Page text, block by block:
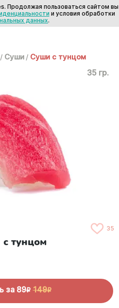
/ Суши / Суши с тунцом
35 гр.
35
тунцом
за 89R 149R
Продолжая пользоваться сайтом вы
и условия обработки
данных.